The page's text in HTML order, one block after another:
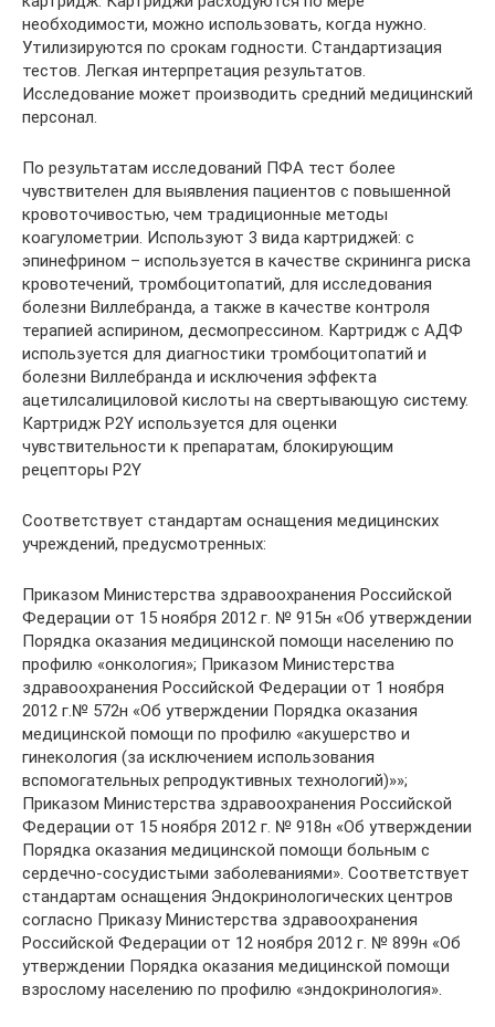
необходимости, можно использовать, когда нужно.
Утилизируются по срокам годности. Стандартизация
тестов. Легкая интерпретация результатов.
Исследование может производить средний медицинский
персонал.
По результатам исследований ПФА тест более
чувствителен для выявления пациентов с повышенной
кровоточивостью, чем традиционные методы
коагулометрии. Используют 3 вида картриджей: с
эпинефрином – используется в качестве скрининга риска
кровотечений, тромбоцитопатий, для исследования
болезни Виллебранда, а также в качестве контроля
терапией аспирином, десмопрессином. Картридж с АДФ
используется для диагностики тромбоцитопатий и
болезни Виллебранда и исключения эффекта
ацетилсалициловой кислоты на свертывающую систему.
Картридж P2Y используется для оценки
чувствительности к препаратам, блокирующим
рецепторы P2Y
Соответствует стандартам оснащения медицинских
учреждений, предусмотренных:
Приказом Министерства здравоохранения Российской
Федерации от 15 ноября 2012 г. № 915н «Об утверждении
Порядка оказания медицинской помощи населению по
профилю «онкология»; Приказом Министерства
здравоохранения Российской Федерации от 1 ноября
2012 г.№ 572н «Об утверждении Порядка оказания
медицинской помощи по профилю «акушерство и
гинекология (за исключением использования
вспомогательных репродуктивных технологий)»»;
Приказом Министерства здравоохранения Российской
Федерации от 15 ноября 2012 г. № 918н «Об утверждении
Порядка оказания медицинской помощи больным с
сердечно-сосудистыми заболеваниями». Соответствует
стандартам оснащения Эндокринологических центров
согласно Приказу Министерства здравоохранения
Российской Федерации от 12 ноября 2012 г. № 899н «Об
утверждении Порядка оказания медицинской помощи
взрослому населению по профилю «эндокринология».